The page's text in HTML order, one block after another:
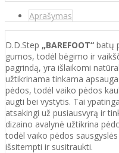
Aprašymas
D.D.Step „BAREFOOT“ batų
gumos, todėl bėgimo ir
pagrindą, yra išlaikomi
užtikrinama tinkama
pėdos, todėl vaiko pėdos
augti bei vystytis. Tai
atsakingi už pusiausvyrą ir
dizaino avalynė užtikrina
todėl vaiko pėdos
išsitempti ir susitraukti.